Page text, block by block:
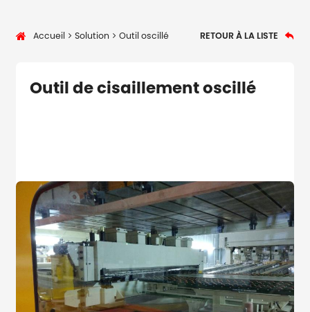
Accueil Solution Outil oscillé RETOUR À LA LISTE 
Outil de cisaillement oscillé